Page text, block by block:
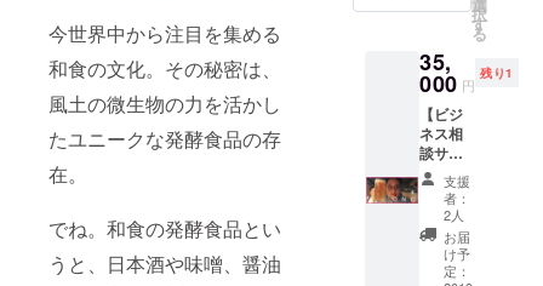
今世界中から注目を集める
和食の文化。その秘密は、
風土の微生物の力を活かし
たユニークな発酵食品の存
在。
でね。和食の発酵食品とい
うと、日本酒や味噌、醤油
連トー
クイベ
ントの
パス
ポート
※トーク
イベン
ト情報
は年明
けから
順次公
ださい
※会場で
チケッ
トと本
をお渡
ししま
す ※本
の出版
が万が
一！間
に合わ
なかっ
キュ
ターの
小倉ヒ
ラクプ
ロ向け
のレク
チャー
を行い
ます。
発酵の
科学的
原理か
ら調味
択
す
る
35,
000 円
残り1
【ビジ
ネス相
談サシ
飲みプ
ラン】
プロ
ジェク
トの営
業/事業
支援
者：
2人
お届
け予
定：